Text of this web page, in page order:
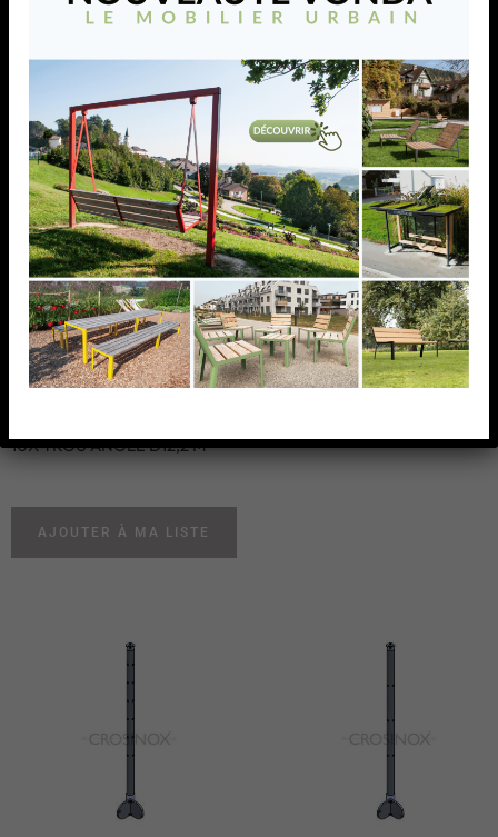
POTEAU ANGLE DE
GARDE-CORPS
D42,4X2,0MM,AISI304,
10X TROU ANGLE
D12,2 M
POTEAU ANGLE DE GARDE-
10X TROU ANGLE D12,2 M
AJOUTER À MA LISTE
POTEAU ANGLE DE
GARDE-CORPS
12 TROU ANGLE D12,2
MM
POTEAU ANGLE DE GARDE-
CORPS
12 TROU ANGLE D12,2 MM
AJOUTER À MA LISTE